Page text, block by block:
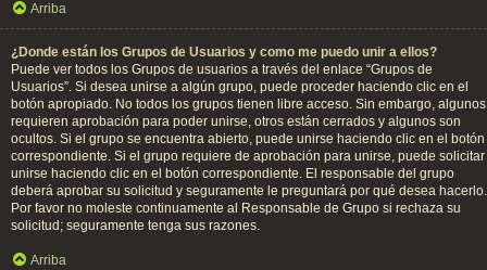
Arriba
¿Donde están los Grupos de Usuarios y como me puedo unir a ellos?
Puede ver todos los Grupos de usuarios a través del enlace “Grupos de
Usuarios”. Si desea unirse a algún grupo, puede proceder haciendo clic en el
botón apropiado. No todos los grupos tienen libre acceso. Sin embargo, algunos
requieren aprobación para poder unirse, otros están cerrados y algunos son
ocultos. Si el grupo se encuentra abierto, puede unirse haciendo clic en el botón
correspondiente. Si el grupo requiere de aprobación para unirse, puede solicitar
unirse haciendo clic en el botón correspondiente. El responsable del grupo
deberá aprobar su solicitud y seguramente le preguntará por qué desea hacerlo.
Por favor no moleste continuamente al Responsable de Grupo si rechaza su
solicitud; seguramente tenga sus razones.
Arriba